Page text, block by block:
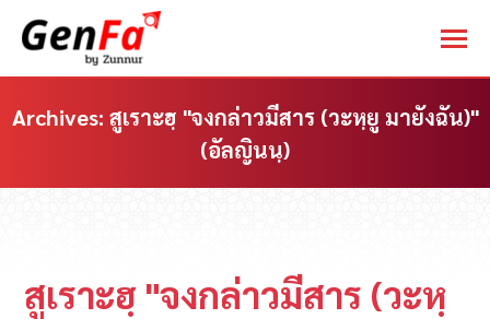
Archives: สูเราะฮฺ "จงกล่าวมีสาร (วะหฺยู มายังฉัน)"
(อัลญินนฺ)
สูเราะฮฺ "จงกล่าวมีสาร (วะหฺ